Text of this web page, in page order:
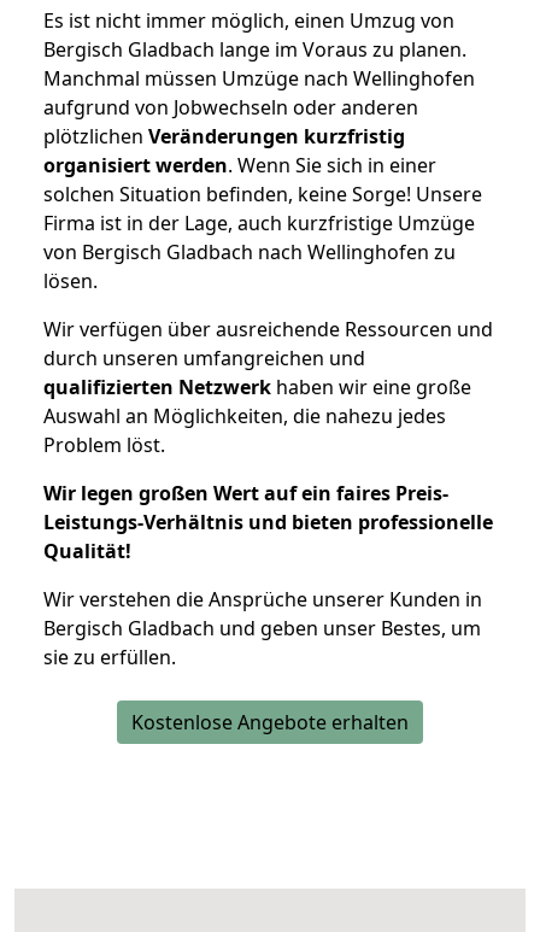
Es ist nicht immer möglich, einen Umzug von
Bergisch Gladbach lange im Voraus zu planen.
Manchmal müssen Umzüge nach Wellinghofen
aufgrund von Jobwechseln oder anderen
plötzlichen Veränderungen kurzfristig
organisiert werden. Wenn Sie sich in einer
solchen Situation befinden, keine Sorge! Unsere
Firma ist in der Lage, auch kurzfristige Umzüge
von Bergisch Gladbach nach Wellinghofen zu
lösen.
Wir verfügen über ausreichende Ressourcen und
durch unseren umfangreichen und
qualifizierten Netzwerk haben wir eine große
Auswahl an Möglichkeiten, die nahezu jedes
Problem löst.
Wir legen großen Wert auf ein faires Preis-
Leistungs-Verhältnis und bieten professionelle
Qualität!
Wir verstehen die Ansprüche unserer Kunden in
Bergisch Gladbach und geben unser Bestes, um
sie zu erfüllen.
Kostenlose Angebote erhalten